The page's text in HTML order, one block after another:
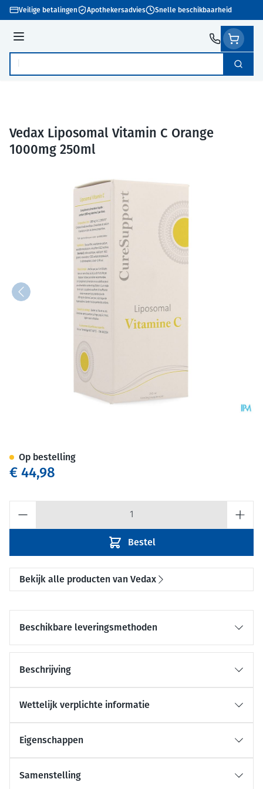
Ga naar de inhoud
Veilige betalingen Apothekersadvies Snelle beschikbaarheid
Menu
Product, merk, categorie... Zoek
Vedax Liposomal Vitamin C Orange
1000mg 250ml
€ 44,98
Bestel
Op bestelling
Bekijk alle producten van Vedax
Beschikbare leveringsmethoden
Beschrijving
Wettelijk verplichte informatie
Eigenschappen
Samenstelling